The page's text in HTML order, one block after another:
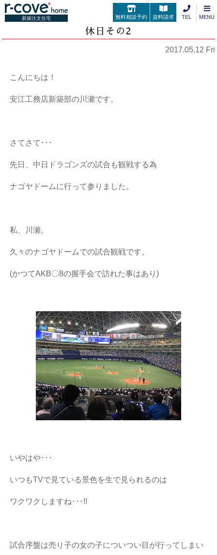
新築注文住宅 無料相談予約 資料請求 TEL MENU
休日その2
2017.05.12 Fri
こんにちは！
安江工務店新築部の川瀬です。
さてさて･･･
先日、中日ドラゴンズの試合も観戦する為
ナゴヤドームに行って参りました。
私、川瀬。
久々のナゴヤドームでの試合観戦です。
(かつてAKB〇8の握手会で訪れた事はあり)
いやはや･･･
いつもTVで見ている景色を生で見られるのは
ワクワクしますね･･･!!
試合序盤は売り子の女の子についつい目が行ってしまい